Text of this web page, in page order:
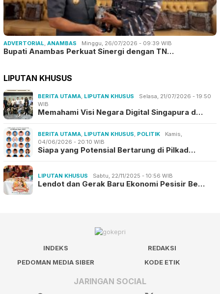
ADVERTORIAL, ANAMBAS Minggu, 26/07/2026 - 09:39 WIB
Bupati Anambas Perkuat Sinergi dengan TN…
LIPUTAN KHUSUS
BERITA UTAMA, LIPUTAN KHUSUS
Selasa, 21/07/2026 - 19:50
WIB
Memahami Visi Negara Digital Singapura d…
BERITA UTAMA, LIPUTAN KHUSUS, POLITIK
Kamis,
04/06/2026 - 20:10 WIB
Siapa yang Potensial Bertarung di Pilkad…
LIPUTAN KHUSUS Sabtu, 22/11/2025 - 10:56 WIB
Lendot dan Gerak Baru Ekonomi Pesisir Be…
INDEKS
REDAKSI
PEDOMAN MEDIA SIBER
KODE ETIK
JARINGAN SOCIAL